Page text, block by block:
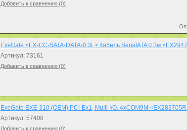
Добавить к сравнению (0)
ExeGate <EX-CC-SATA-DATA-0.3L> Кабель SerialATA 0.3м
Артикул: 73161
Добавить к сравнению (0)
ExeGate EXE-310 (OEM) PCI-Ex1, Multi I/O, 4xCOM9M
Артикул: 57408
Добавить к сравнению (0)